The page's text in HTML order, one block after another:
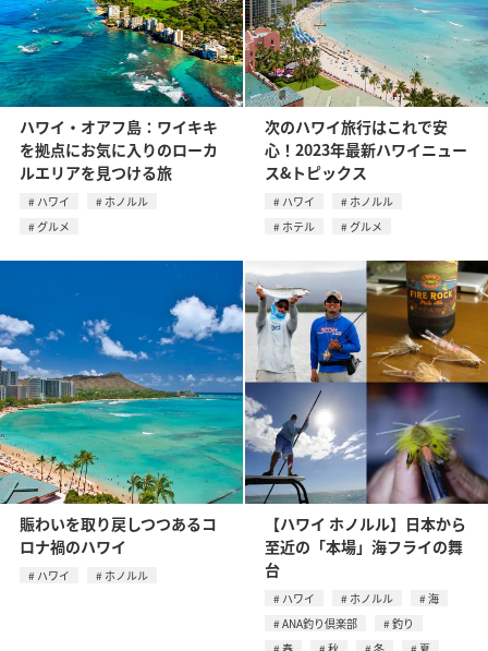
ハワイ・オアフ島：ワイキキ
を拠点にお気に入りのローカ
ルエリアを見つける旅
ハワイ
ホノルル
グルメ
次のハワイ旅行はこれで安
心！2023年最新ハワイニュー
ス&トピックス
ハワイ
ホノルル
ホテル
グルメ
賑わいを取り戻しつつあるコ
ロナ禍のハワイ
ハワイ ホノルル
【ハワイ ホノルル】日本から
至近の「本場」海フライの舞
台
ハワイ ホノルル
海
ANA釣り倶楽部
釣り